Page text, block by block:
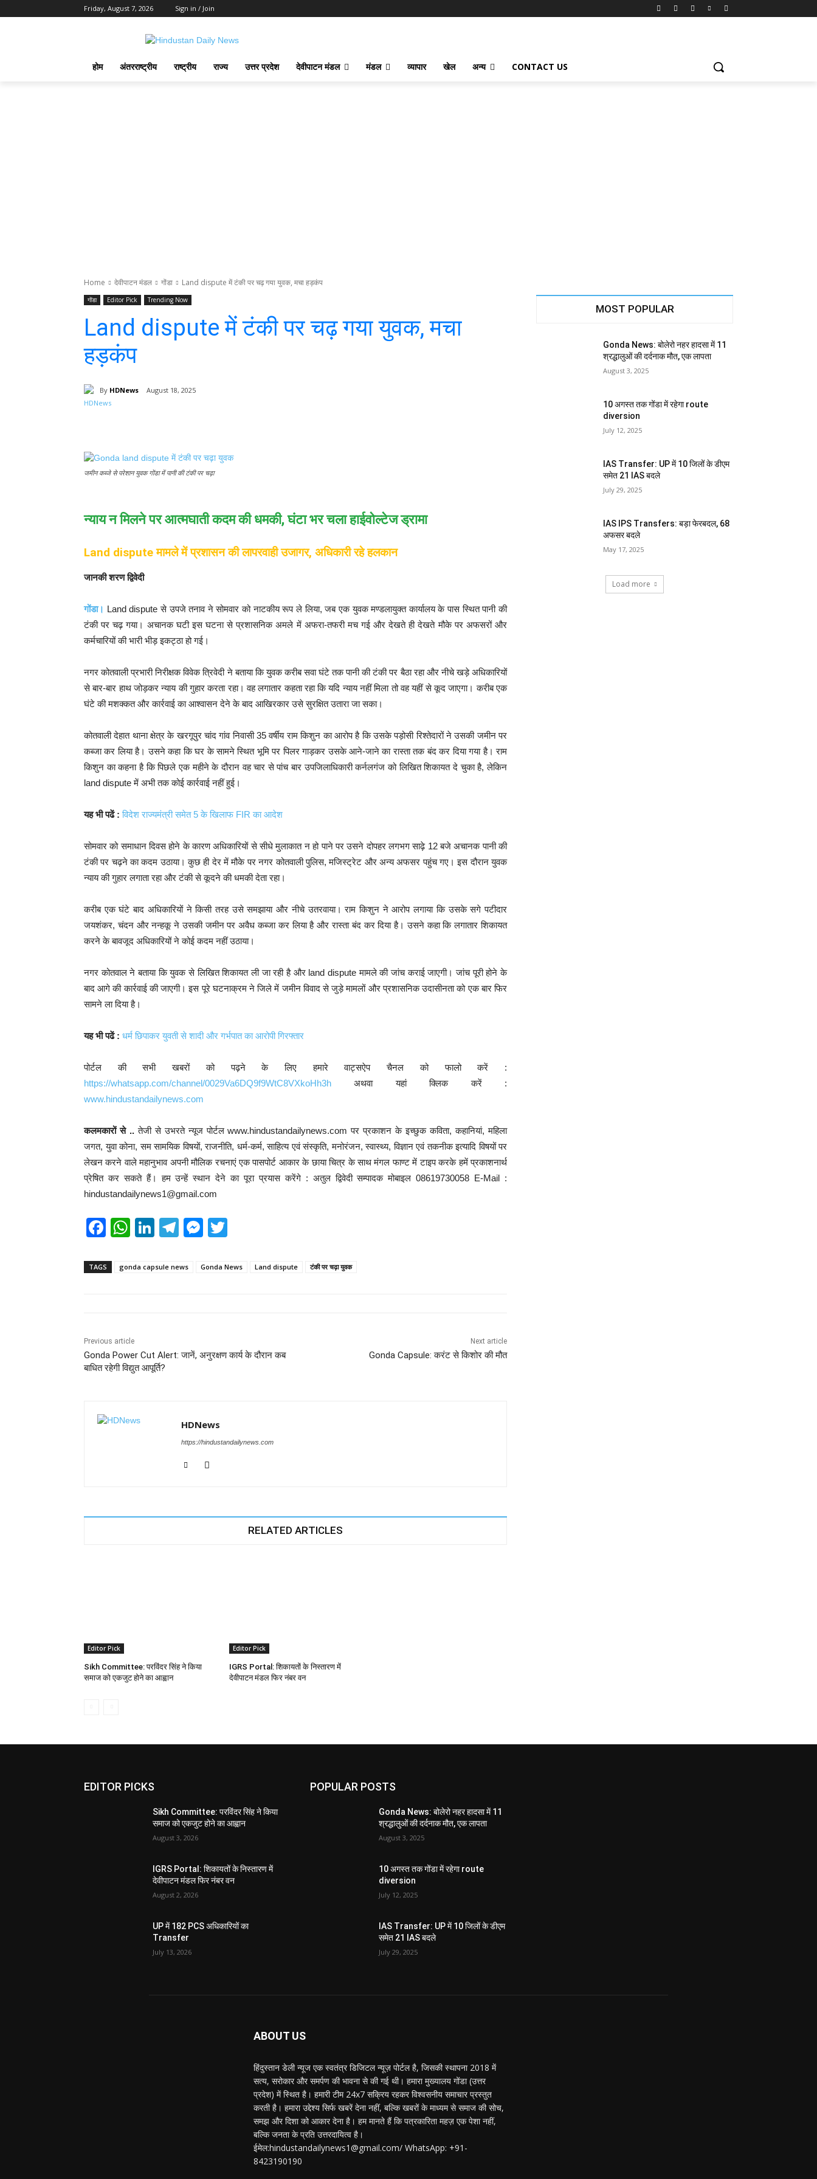
Friday, August 7, 2026 Sign in / Join
होम अंतरराष्ट्रीय राष्ट्रीय राज्य उत्तर प्रदेश देवीपाटन मंडल मंडल व्यापार खेल अन्य CONTACT US
Home देवीपाटन मंडल गोंडा Land dispute में टंकी पर चढ़ गया युवक, मचा हड़कंप
गोंडा Editor Pick Trending Now
Land dispute में टंकी पर चढ़ गया युवक, मचा
हड़कंप
By HDNews August 18, 2025
जमीन कब्जे से परेशान युवक गोंडा में पानी की टंकी पर चढ़ा
न्याय न मिलने पर आत्मघाती कदम की धमकी, घंटा भर चला हाईवोल्टेज ड्रामा
Land dispute मामले में प्रशासन की लापरवाही उजागर, अधिकारी रहे हलकान
जानकी शरण द्विवेदी
गोंडा। Land dispute से उपजे तनाव ने सोमवार को नाटकीय रूप ले लिया, जब एक युवक मण्डलायुक्त कार्यालय के पास स्थित पानी की
टंकी पर चढ़ गया। अचानक घटी इस घटना से प्रशासनिक अमले में अफरा-तफरी मच गई और देखते ही देखते मौके पर अफसरों और
कर्मचारियों की भारी भीड़ इकट्ठा हो गई।
नगर कोतवाली प्रभारी निरीक्षक विवेक त्रिवेदी ने बताया कि युवक करीब सवा घंटे तक पानी की टंकी पर बैठा रहा और नीचे खड़े अधिकारियों
से बार-बार हाथ जोड़कर न्याय की गुहार करता रहा। वह लगातार कहता रहा कि यदि न्याय नहीं मिला तो वह यहीं से कूद जाएगा। करीब एक
घंटे की मशक्कत और कार्रवाई का आश्वासन देने के बाद आखिरकार उसे सुरक्षित उतारा जा सका।
कोतवाली देहात थाना क्षेत्र के खरगूपुर चांद गांव निवासी 35 वर्षीय राम किशुन का आरोप है कि उसके पड़ोसी रिश्तेदारों ने उसकी जमीन पर
कब्जा कर लिया है। उसने कहा कि घर के सामने स्थित भूमि पर पिलर गाड़कर उसके आने-जाने का रास्ता तक बंद कर दिया गया है। राम
किशुन का कहना है कि पिछले एक महीने के दौरान वह चार से पांच बार उपजिलाधिकारी कर्नलगंज को लिखित शिकायत दे चुका है, लेकिन
land dispute में अभी तक कोई कार्रवाई नहीं हुई।
यह भी पढें : विदेश राज्यमंत्री समेत 5 के खिलाफ FIR का आदेश
सोमवार को समाधान दिवस होने के कारण अधिकारियों से सीधे मुलाकात न हो पाने पर उसने दोपहर लगभग साढ़े 12 बजे अचानक पानी की
टंकी पर चढ़ने का कदम उठाया। कुछ ही देर में मौके पर नगर कोतवाली पुलिस, मजिस्ट्रेट और अन्य अफसर पहुंच गए। इस दौरान युवक
न्याय की गुहार लगाता रहा और टंकी से कूदने की धमकी देता रहा।
करीब एक घंटे बाद अधिकारियों ने किसी तरह उसे समझाया और नीचे उतरवाया। राम किशुन ने आरोप लगाया कि उसके सगे पटीदार
जयशंकर, चंदन और नन्हकू ने उसकी जमीन पर अवैध कब्जा कर लिया है और रास्ता बंद कर दिया है। उसने कहा कि लगातार शिकायत
करने के बावजूद अधिकारियों ने कोई कदम नहीं उठाया।
नगर कोतवाल ने बताया कि युवक से लिखित शिकायत ली जा रही है और land dispute मामले की जांच कराई जाएगी। जांच पूरी होने के
बाद आगे की कार्रवाई की जाएगी। इस पूरे घटनाक्रम ने जिले में जमीन विवाद से जुड़े मामलों और प्रशासनिक उदासीनता को एक बार फिर
सामने ला दिया है।
यह भी पढें : धर्म छिपाकर युवती से शादी और गर्भपात का आरोपी गिरफ्तार
पोर्टल की सभी खबरों को पढ़ने के लिए हमारे वाट्सऐप चैनल को फालो करें :
https://whatsapp.com/channel/0029Va6DQ9f9WtC8VXkoHh3h अथवा यहां क्लिक करें :
www.hindustandailynews.com
कलमकारों से ..तेजी से उभरते न्यूज पोर्टल www.hindustandailynews.com पर प्रकाशन के इच्छुक कविता, कहानियां, महिला
जगत, युवा कोना, सम सामयिक विषयों, राजनीति, धर्म-कर्म, साहित्य एवं संस्कृति, मनोरंजन, स्वास्थ्य, विज्ञान एवं तकनीक इत्यादि विषयों पर
लेखन करने वाले महानुभाव अपनी मौलिक रचनाएं एक पासपोर्ट आकार के छाया चित्र के साथ मंगल फाण्ट में टाइप करके हमें प्रकाशनार्थ
प्रेषित कर सकते हैं। हम उन्हें स्थान देने का पूरा प्रयास करेंगे : अतुल द्विवेदी सम्पादक मोबाइल 08619730058 E-Mail :
hindustandailynews1@gmail.com
F
c
o
k
W
at
p
Li
k
T
e
M
ss tt
TAGS gonda capsule news Gonda News Land dispute टंकी पर चढ़ा युवक
Previous article
Gonda Power Cut Alert: जानें, अनुरक्षण कार्य के दौरान कब
बाधित रहेगी विद्युत आपूर्ति?
Next article
Gonda Capsule: करंट से किशोर की मौत
HDNews
https://hindustandailynews.com
RELATED ARTICLES
Editor Pick
Sikh Committee: परविंदर सिंह ने किया
समाज को एकजुट होने का आह्वान
Editor Pick
IGRS Portal: शिकायतों के निस्तारण में
देवीपाटन मंडल फिर नंबर वन
MOST POPULAR
Gonda News: बोलेरो नहर हादसा में 11
श्रद्धालुओं की दर्दनाक मौत, एक लापता
August 3, 2025
10 अगस्त तक गोंडा में रहेगा route
diversion
July 12, 2025
IAS Transfer: UP में 10 जिलों के डीएम
समेत 21 IAS बदले
July 29, 2025
IAS IPS Transfers: बड़ा फेरबदल, 68
अफसर बदले
May 17, 2025
Load more
EDITOR PICKS
Sikh Committee: परविंदर सिंह ने किया
समाज को एकजुट होने का आह्वान
August 3, 2026
IGRS Portal: शिकायतों के निस्तारण में
देवीपाटन मंडल फिर नंबर वन
August 2, 2026
UP में 182 PCS अधिकारियों का
Transfer
July 13, 2026
POPULAR POSTS
Gonda News: बोलेरो नहर हादसा में 11
श्रद्धालुओं की दर्दनाक मौत, एक लापता
August 3, 2025
10 अगस्त तक गोंडा में रहेगा route
diversion
July 12, 2025
IAS Transfer: UP में 10 जिलों के डीएम
समेत 21 IAS बदले
July 29, 2025
ABOUT US
हिंदुस्तान डेली न्यूज एक स्वतंत्र डिजिटल न्यूज़ पोर्टल है, जिसकी स्थापना 2018 में
सत्य, सरोकार और समर्पण की भावना से की गई थी। हमारा मुख्यालय गोंडा (उत्तर
प्रदेश) में स्थित है। हमारी टीम 24x7 सक्रिय रहकर विश्वसनीय समाचार प्रस्तुत
करती है। हमारा उद्देश्य सिर्फ खबरें देना नहीं, बल्कि खबरों के माध्यम से समाज की सोच,
समझ और दिशा को आकार देना है। हम मानते हैं कि पत्रकारिता महज़ एक पेशा नहीं,
बल्कि जनता के प्रति उत्तरदायित्व है।
ईमेल:hindustandailynews1@gmail.com/ WhatsApp: +91-
8423190190